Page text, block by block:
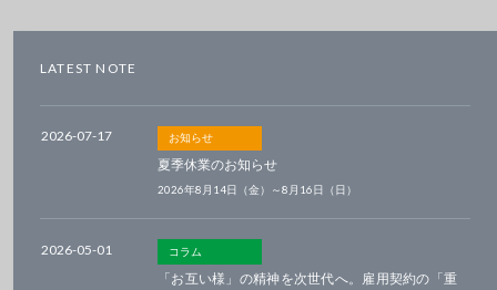
LATEST NOTE
2026-07-17 お知らせ
夏季休業のお知らせ
2026年8月14日（金）～8月16日（日）
2026-05-01 コラム
「お互い様」の精神を次世代へ。雇用契約の「重